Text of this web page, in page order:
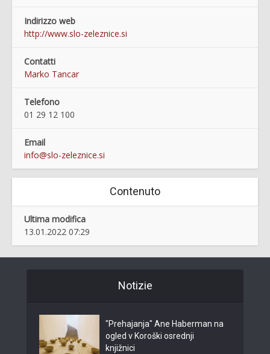
Indirizzo web
http://www.slo-zeleznice.si
Contatti
Marko Tancar
Telefono
01 29 12 100
Email
info@slo-zeleznice.si
Contenuto
Ultima modifica
13.01.2022 07:29
Notizie
"Prehajanja" Ane Haberman na
ogled v Koroški osrednji
knjižnici